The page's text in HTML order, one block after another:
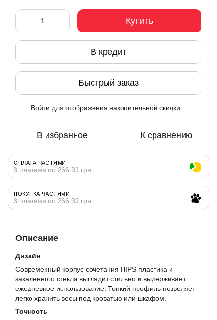
Купить
В кредит
Быстрый заказ
Войти для отображения накопительной скидки
В избранное К сравнению
ОПЛАТА ЧАСТЯМИ
3 платежа по 266.33 грн
ПОКУПКА ЧАСТЯМИ
3 платежа по 266.33 грн
Описание
Дизайн
Современный корпус сочетания HIPS-пластика и
закаленного стекла выглядит стильно и выдерживает
ежедневное использование. Тонкий профиль позволяет
легко хранить весы под кроватью или шкафом.
Точность